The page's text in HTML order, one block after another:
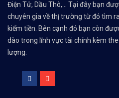
Điện Tử, Dầu Thô,... Tại đây bạn
chuyên gia về thị trường từ đó tìm
kiếm tiền. Bên cạnh đó bạn còn
dào trong lĩnh vực tài chính kèm
lượng.